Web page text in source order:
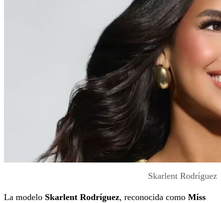
Skarlent Rodríguez
La modelo Skarlent Rodríguez, reconocida como Miss